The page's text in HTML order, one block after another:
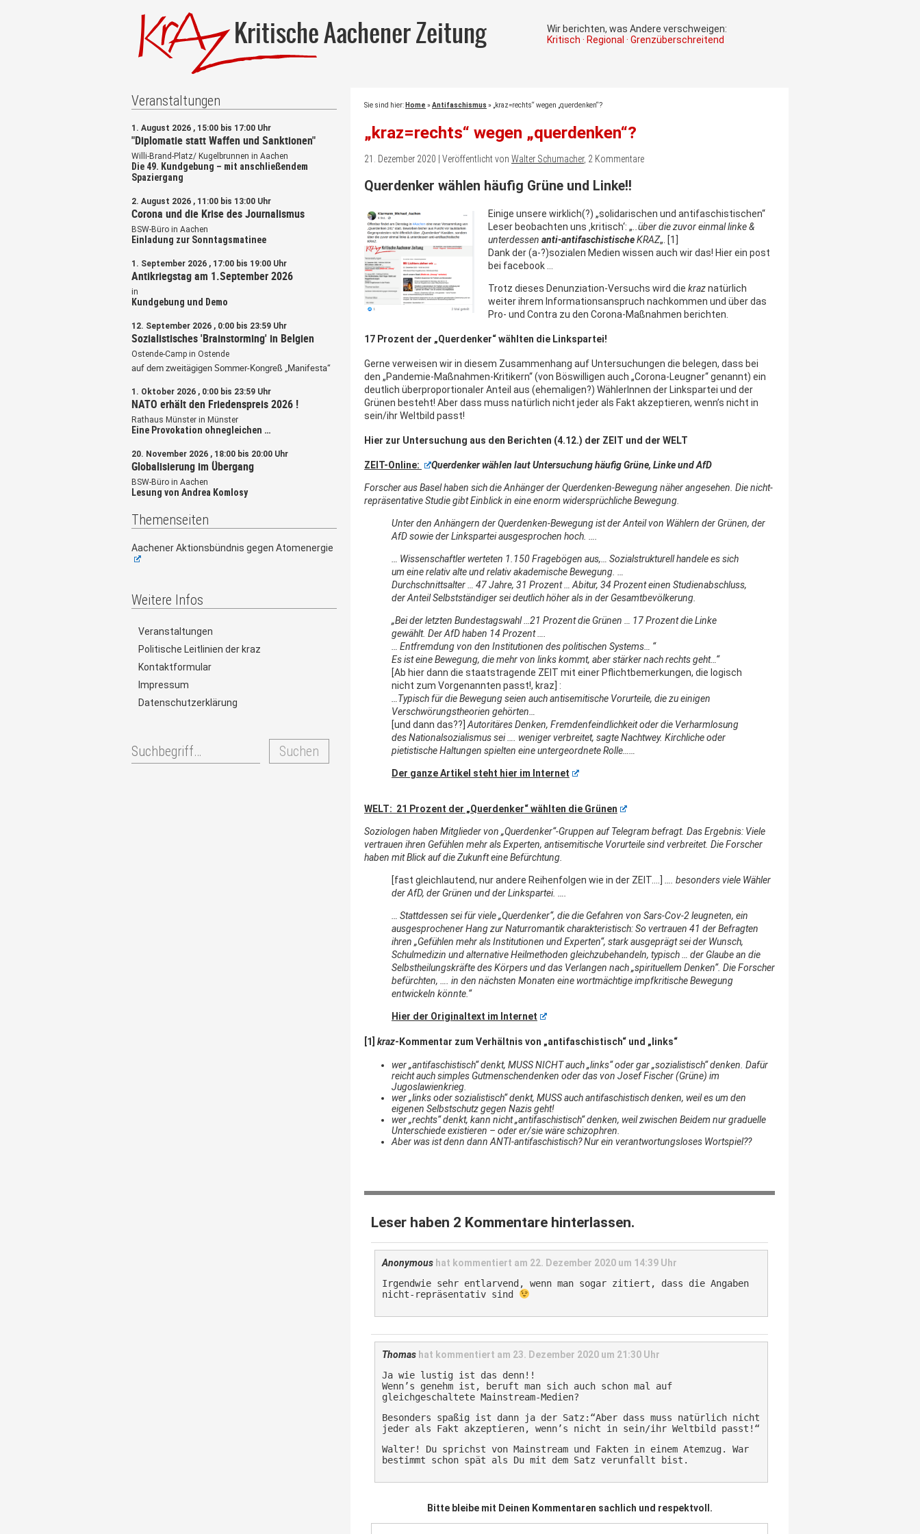
Kritische Aachener Zeitung
Wir berichten, was Andere verschweigen:
Kritisch · Regional · Grenzüberschreitend
Sie sind hier: Home » Antifaschismus » „kraz=rechts“ wegen „querdenken“?
„kraz=rechts“ wegen „querdenken“?
21. Dezember 2020 | Veröffentlicht von Walter Schumacher, 2 Kommentare
Querdenker wählen häufig Grüne und Linke!!
Einige unsere wirklich(?) „solidarischen und antifaschistischen“
Leser beobachten uns ‚kritisch‘: „ ..über die zuvor einmal linke &
unterdessen anti-antifaschistischeKRAZ„. [1]
Dank der (a-?)sozialen Medien wissen auch wir das! Hier ein post
bei facebook …
Trotz dieses Denunziation-Versuchs wird die kraznatürlich
weiter ihrem Informationsanspruch nachkommen und über das
Pro- und Contra zu den Corona-Maßnahmen berichten.
17 Prozent der „Querdenker“ wählten die Linkspartei!
Gerne verweisen wir in diesem Zusammenhang auf Untersuchungen die belegen, dass bei
den „Pandemie-Maßnahmen-Kritikern“ (von Böswilligen auch „Corona-Leugner“ genannt) ein
deutlich überproportionaler Anteil aus (ehemaligen?) WählerInnen der Linkspartei und der
Grünen besteht! Aber dass muss natürlich nicht jeder als Fakt akzeptieren, wenn’s nicht in
sein/ihr Weltbild passt!
Hier zur Untersuchung aus den Berichten (4.12.) der ZEIT und der WELT
ZEIT-Online: Querdenker wählen laut Untersuchung häufig Grüne, Linke und AfD
Forscher aus Basel haben sich die Anhänger der Querdenken-Bewegung näher angesehen. Die nicht-
repräsentative Studie gibt Einblick in eine enorm widersprüchliche Bewegung.
Unter den Anhängern der Querdenken-Bewegung ist der Anteil von Wählern der Grünen, der
AfD sowie der Linkspartei ausgesprochen hoch. ….
… Wissenschaftler werteten 1.150 Fragebögen aus,… Sozialstrukturell handele es sich
um eine relativ alte und relativ akademische Bewegung. …
Durchschnittsalter … 47 Jahre, 31 Prozent … Abitur, 34 Prozent einen Studienabschluss,
der Anteil Selbstständiger sei deutlich höher als in der Gesamtbevölkerung.
„Bei der letzten Bundestagswahl …21 Prozent die Grünen … 17 Prozent die Linke
gewählt. Der AfD haben 14 Prozent ….
… Entfremdung von den Institutionen des politischen Systems … “
Es ist eine Bewegung, die mehr von links kommt, aber stärker nach rechts geht…“
[Ab hier dann die staatstragende ZEIT mit einer Pflichtbemerkungen, die logisch
nicht zum Vorgenannten passt!, kraz] :
…Typisch für die Bewegung seien auch antisemitische Vorurteile, die zu einigen
Verschwörungstheorien gehörten…
[und dann das??] Autoritäres Denken, Fremdenfeindlichkeit oder die Verharmlosung
des Nationalsozialismus sei …. weniger verbreitet, sagte Nachtwey. Kirchliche oder
pietistische Haltungen spielten eine untergeordnete Rolle……
Der ganze Artikel steht hier im Internet
WELT: 21 Prozent der „Querdenker“ wählten die Grünen
Soziologen haben Mitglieder von „Querdenker“-Gruppen auf Telegram befragt. Das Ergebnis: Viele
vertrauen ihren Gefühlen mehr als Experten, antisemitische Vorurteile sind verbreitet. Die Forscher
haben mit Blick auf die Zukunft eine Befürchtung.
[fast gleichlautend, nur andere Reihenfolgen wie in der ZEIT….]
…. besonders viele Wähler
der AfD, der Grünen und der Linkspartei. ….
Stattdessen sei für viele „Querdenker“, die die Gefahren von Sars-Cov-2 leugneten, ein
ausgesprochener Hang zur Naturromantik charakteristisch: So vertrauen 41 der Befragten
ihren „Gefühlen mehr als Institutionen und Experten“, stark ausgeprägt sei der Wunsch,
Schulmedizin und alternative Heilmethoden gleichzubehandeln, typisch … der Glaube an die
Selbstheilungskräfte des Körpers und das Verlangen nach „spirituellem Denken“. Die Forscher
befürchten, …. in den nächsten Monaten eine wortmächtige impfkritische Bewegung
entwickeln könnte.“
Hier der Originaltext im Internet
[1] kraz-Kommentar zum Verhältnis von „antifaschistisch“ und „links“
wer „antifaschistisch“ denkt, MUSS NICHT auch „links“ oder gar „sozialistisch“ denken. Dafür
reicht auch simples Gutmenschendenken oder das von Josef Fischer (Grüne) im
Jugoslawienkrieg.
wer „links oder sozialistisch“ denkt, MUSS auch antifaschistisch denken, weil es um den
eigenen Selbstschutz gegen Nazis geht!
wer „rechts“ denkt, kann nicht „antifaschistisch“ denken, weil zwischen Beidem nur graduelle
Unterschiede existieren – oder er/sie wäre schizophren.
Aber was ist denn dann ANTI-antifaschistisch? Nur ein verantwortungsloses Wortspiel??
Leser haben 2 Kommentare hinterlassen.
Anonymous hat kommentiert am 22. Dezember 2020 um 14:39 Uhr
Irgendwie sehr entlarvend, wenn man sogar zitiert, dass die Angaben
nicht-repräsentativ sind
Thomas hat kommentiert am 23. Dezember 2020 um 21:30 Uhr
Ja wie lustig ist das denn!!
Wenn’s genehm ist, beruft man sich auch schon mal auf
gleichgeschaltete Mainstream-Medien?
Besonders spaßig ist dann ja der Satz:“Aber dass muss natürlich nicht
jeder als Fakt akzeptieren, wenn’s nicht in sein/ihr Weltbild passt!“
Walter! Du sprichst von Mainstream und Fakten in einem Atemzug. War
bestimmt schon spät als Du mit dem Satz verunfallt bist.
Bitte bleibe mit Deinen Kommentaren sachlich und respektvoll.
Veranstaltungen
1. August 2026 , 15:00 bis 17:00 Uhr
"Diplomatie statt Waffen und Sanktionen"
Willi-Brand-Platz/ Kugelbrunnen in Aachen
Die 49. Kundgebung – mit anschließendem
Spaziergang
2. August 2026 , 11:00 bis 13:00 Uhr
Corona und die Krise des Journalismus
BSW-Büro in Aachen
Einladung zur Sonntagsmatinee
1. September 2026 , 17:00 bis 19:00 Uhr
Antikriegstag am 1.September 2026
in
Kundgebung und Demo
12. September 2026 , 0:00 bis 23:59 Uhr
Sozialistisches 'Brainstorming' in Belgien
Ostende-Camp in Ostende
auf dem zweitägigen Sommer-Kongreß „Manifesta“
1. Oktober 2026 , 0:00 bis 23:59 Uhr
NATO erhält den Friedenspreis 2026 !
Rathaus Münster in Münster
Eine Provokation ohnegleichen …
20. November 2026 , 18:00 bis 20:00 Uhr
Globalisierung im Übergang
BSW-Büro in Aachen
Lesung von Andrea Komlosy
Themenseiten
Aachener Aktionsbündnis gegen Atomenergie
Weitere Infos
Veranstaltungen
Politische Leitlinien der kraz
Kontaktformular
Impressum
Datenschutzerklärung
Suchen